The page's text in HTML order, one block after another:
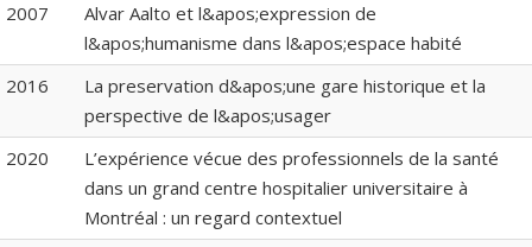
2007
Alvar Aalto et l&apos;expression de
l&apos;humanisme dans l&apos;espace habité
2016
La preservation d&apos;une gare historique et la
perspective de l&apos;usager
2020
L’expérience vécue des professionnels de la santé
dans un grand centre hospitalier universitaire à
Montréal : un regard contextuel